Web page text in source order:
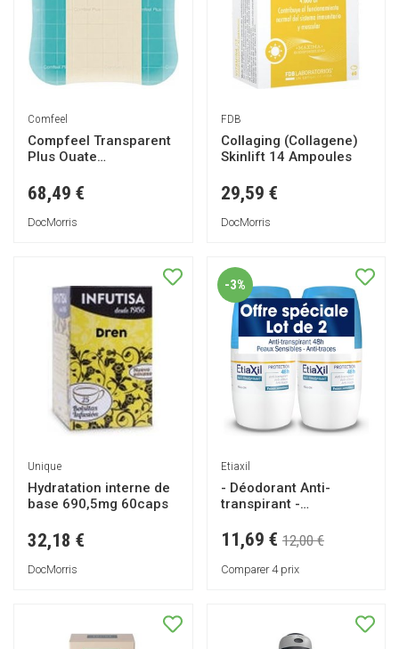
Comfeel
Compfeel Transparent
Plus Ouate
68,49 €
DocMorris
FDB
Collaging (Collagene)
Skinlift 14 Ampoules
29,59 €
DocMorris
Unique
Hydratation interne de
base 690,5mg 60caps
32,18 €
DocMorris
-3%
Etiaxil
- Déodorant Anti-
transpirant -
Transpiration Modérée
- Aisselles - Protection
48h - Roll on - Fabriqué
11,69 € 12,00 €
Comparer 4 prix